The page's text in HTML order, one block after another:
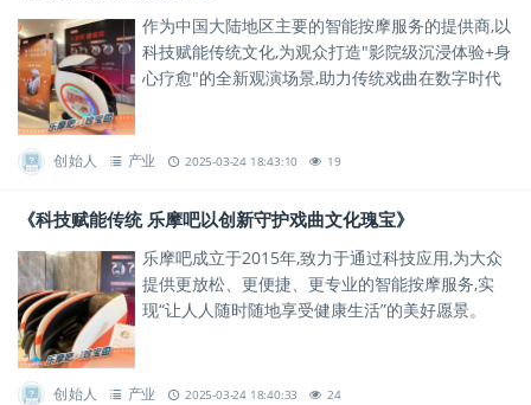
作为中国大陆地区主要的智能按摩服务的提供商,以
科技赋能传统文化,为观众打造"影院级沉浸体验+身
心疗愈"的全新观演场景,助力传统戏曲在数字时代
创始人 产业 2025-03-24 18:43:10 19
《科技赋能传统 乐摩吧以创新守护戏曲文化瑰宝》
乐摩吧成立于2015年,致力于通过科技应用,为大众
提供更放松、更便捷、更专业的智能按摩服务,实
现“让人人随时随地享受健康生活”的美好愿景。
创始人 产业 2025-03-24 18:40:33 24